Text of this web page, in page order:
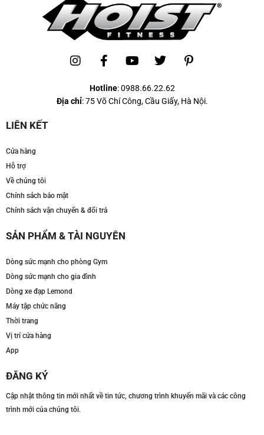
Hotline:0988.66.22.62
Địa chỉ: 75 Võ Chí Công, Cầu Giấy, Hà Nội.
LIÊN KẾT
Cửa hàng
Hỗ trợ
Về chúng tôi
Chính sách bảo mật
Chính sách vận chuyển & đổi trả
SẢN PHẨM & TÀI NGUYÊN
Dòng sức mạnh cho phòng Gym
Dòng sức mạnh cho gia đình
Dòng xe đạp Lemond
Máy tập chức năng
Thời trang
Vị trí cửa hàng
App
ĐĂNG KÝ
Cập nhật thông tin mới nhất về tin tức, chương trình khuyến mãi và các công
trình mới của chúng tôi.